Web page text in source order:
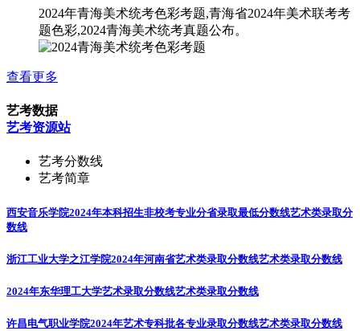
2024年青海美术统考色彩考题,青海省2024年美术联考考
题色彩,2024青海美术统考真题公布。
查看更多
艺考数据
艺考资源站
艺考分数线
艺考简章
西安音乐学院2024年本科招生非校考专业分省录取最低分数线艺术类录取分
数线
浙江工业大学之江学院2024年河南省艺术类录取分数线艺术类录取分数线
2024年东华理工大学艺术录取分数线艺术类录取分数线
许昌电气职业学院2024年艺术专科批各专业录取分数线艺术类录取分数线